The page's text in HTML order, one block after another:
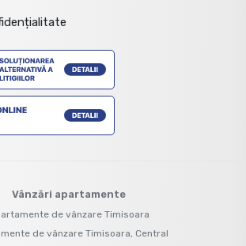
Vânzări apartamente
de vânzare Timisoara
de vânzare Timisoara, Central